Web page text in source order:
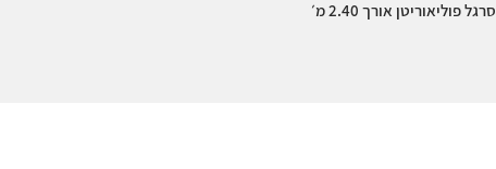
סרגל פוליאוריטן אורך 2.40 מ׳